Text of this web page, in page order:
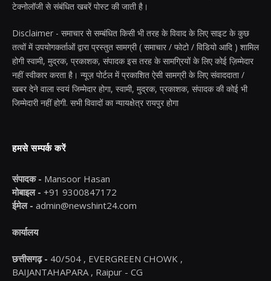
टेक्नोलॉजी से संबंधित खबरें पोस्ट की जाती है।
Disclaimer - समाचार से सम्बंधित किसी भी तरह के विवाद के लिए साइट के कुछ
तत्वों में उपयोगकर्ताओं द्वारा प्रस्तुत सामग्री ( समाचार / फोटो / विडियो आदि ) शामिल
होगी स्वामी, मुद्रक, प्रकाशक, संपादक इस तरह के सामग्रियों के लिए कोई ज़िम्मेदार
नहीं स्वीकार करता है। न्यूज़ पोर्टल में प्रकाशित ऐसी सामग्री के लिए संवाददाता /
खबर देने वाला स्वयं जिम्मेदार होगा, स्वामी, मुद्रक, प्रकाशक, संपादक की कोई भी
जिम्मेदारी नहीं होगी. सभी विवादों का न्यायक्षेत्र रायपुर होगा
हमसे सम्पर्क करें
संपादक - Mansoor Hasan
मोबाइल - +91 9300847172
ईमेल - admin@newshint24.com
कार्यालय
छत्तीसगढ़ - 40/504 , EVERGREEN CHOWK ,
BAIJANTAHAPARA , Raipur - CG